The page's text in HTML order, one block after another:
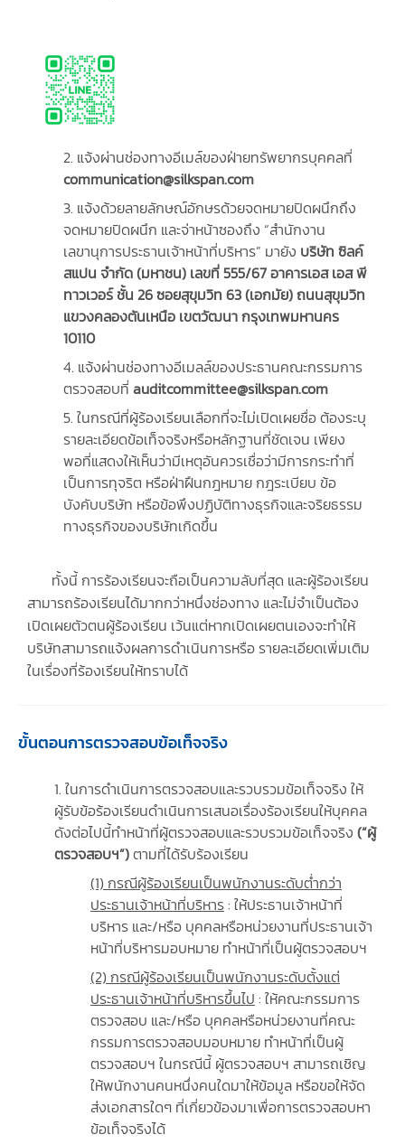
2. แจ้งผ่านช่องทางอีเมล์ของฝ่ายทรัพยากรบุคคลที่
communication@silkspan.com
3. แจ้งด้วยลายลักษณ์อักษรด้วยจดหมายปิดผนึกถึง
จดหมายปิดผนึก และจ่าหน้าซองถึง “สำนักงาน
เลขานุการประธานเจ้าหน้าที่บริหาร” มายัง บริษัท ซิลค์
สแปน จำกัด (มหาชน) เลขที่ 555/67 อาคารเอส เอส พี
ทาวเวอร์ ชั้น 26 ซอยสุขุมวิท 63 (เอกมัย) ถนนสุขุมวิท
แขวงคลองตันเหนือ เขตวัฒนา กรุงเทพมหานคร
10110
4. แจ้งผ่านช่องทางอีเมลล์ของประธานคณะกรรมการ
ตรวจสอบที่ auditcommittee@silkspan.com
5. ในกรณีที่ผู้ร้องเรียนเลือกที่จะไม่เปิดเผยชื่อ ต้องระบุ
รายละเอียดข้อเท็จจริงหรือหลักฐานที่ชัดเจน เพียง
พอที่แสดงให้เห็นว่ามีเหตุอันควรเชื่อว่ามีการกระทําที่
เป็นการทุจริต หรือฝ่าฝืนกฎหมาย กฎระเบียบ ข้อ
บังคับบริษัท หรือข้อพึงปฏิบัติทางธุรกิจและจริยธรรม
ทางธุรกิจของบริษัทเกิดขึ้น
ทั้งนี้ การร้องเรียนจะถือเป็นความลับที่สุด และผู้ร้องเรียน
สามารถร้องเรียนได้มากกว่าหนึ่งช่องทาง และไม่จําเป็นต้อง
เปิดเผยตัวตนผู้ร้องเรียน เว้นแต่หากเปิดเผยตนเองจะทําให้
บริษัทสามารถแจ้งผลการดําเนินการหรือ รายละเอียดเพิ่มเติม
ในเรื่องที่ร้องเรียนให้ทราบได้
ขั้นตอนการตรวจสอบข้อเท็จจริง
1. ในการดำเนินการตรวจสอบและรวบรวมข้อเท็จจริง ให้
ผู้รับข้อร้องเรียนดำเนินการเสนอเรื่องร้องเรียนให้บุคคล
ดังต่อไปนี้ทำหน้าที่ผู้ตรวจสอบและรวบรวมข้อเท็จจริง (“ผู้
ตรวจสอบฯ”)ตามที่ได้รับร้องเรียน
(1) กรณีผู้ร้องเรียนเป็นพนักงานระดับต่ำกว่า
ประธานเจ้าหน้าที่บริหาร: ให้ประธานเจ้าหน้าที่
บริหาร และ/หรือ บุคคลหรือหน่วยงานที่ประธานเจ้า
หน้าที่บริหารมอบหมาย ทำหน้าที่เป็นผู้ตรวจสอบฯ
(2) กรณีผู้ร้องเรียนเป็นพนักงานระดับตั้งแต่
ประธานเจ้าหน้าที่บริหารขึ้นไป : ให้คณะกรรมการ
ตรวจสอบ และ/หรือ บุคคลหรือหน่วยงานที่คณะ
กรรมการตรวจสอบมอบหมาย ทำหน้าที่เป็นผู้
ตรวจสอบฯ ในกรณีนี้ ผู้ตรวจสอบฯ สามารถเชิญ
ให้พนักงานคนหนึ่งคนใดมาให้ข้อมูล หรือขอให้จัด
ส่งเอกสารใดๆ ที่เกี่ยวข้องมาเพื่อการตรวจสอบหา
ข้อเท็จจริงได้